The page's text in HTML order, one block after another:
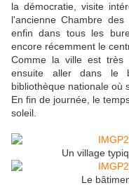
la démocratie, visite
l'ancienne Chambre
enfin dans tous les
encore récemment le
Comme la ville est très
ensuite aller dans le
bibliothèque nationale où
En fin de journée, le
soleil.
Un village
Le